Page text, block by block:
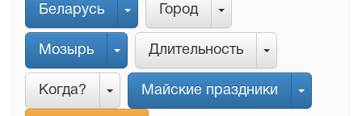
Беларусь Город
Мозырь Длительность
Когда? Майские праздники